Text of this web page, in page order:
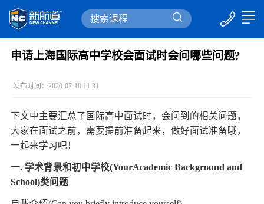
申请上海国际高中学校会面试时会问哪些问题?
发布时间：2020-07-10 11:31
下文中主要汇总了国际高中面试时，会问到的相关问题，
大家在面试之前，需要提前准备起来，做好面试准备哦，
一起来学习吧！
一. 学术背景和初中学校(YourAcademic Background and
School)类问题